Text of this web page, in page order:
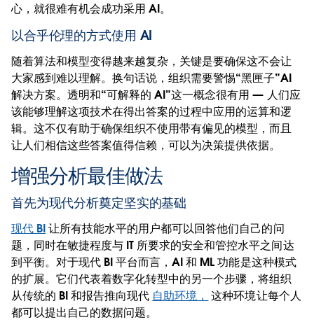
心，就很难有机会成功采用 AI。
以合乎伦理的方式使用 AI
随着算法和模型变得越来越复杂，关键是要确保这不会让
大家感到难以理解。换句话说，组织需要警惕“黑匣子”AI
解决方案。透明和“可解释的 AI”这一概念很有用 — 人们应
该能够理解这项技术在得出答案的过程中应用的运算和逻
辑。这不仅有助于确保组织不使用带有偏见的模型，而且
让人们相信这些答案值得信赖，可以为决策提供依据。
增强分析最佳做法
首先为现代分析奠定坚实的基础
现代 BI让所有技能水平的用户都可以回答他们自己的问
题，同时在敏捷程度与 IT 所要求的安全和管控水平之间达
到平衡。对于现代 BI 平台而言，AI 和 ML 功能是这种模式
的扩展。它们代表着数字化转型中的另一个步骤，将组织
从传统的 BI 和报告推向现代 自助环境， 这种环境让每个人
都可以提出自己的数据问题。